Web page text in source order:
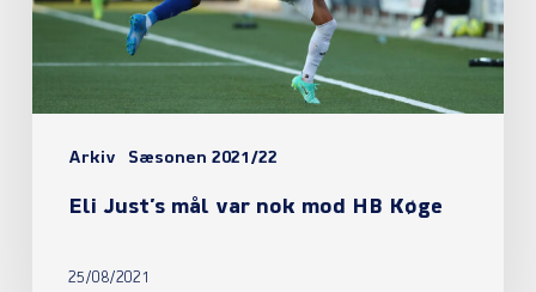
Arkiv Sæsonen 2021/22
mod
Eli Just’s mål var nok mod HB Køge
25/08/2021